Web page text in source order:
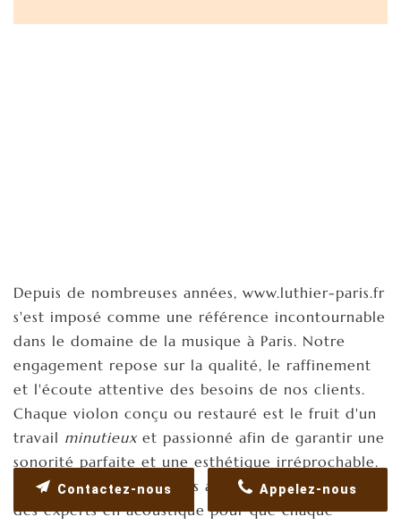
Depuis de nombreuses années, www.luthier-paris.fr
s'est imposé comme une référence incontournable
dans le domaine de la musique à Paris. Notre
engagement repose sur la qualité, le raffinement
et l'écoute attentive des besoins de nos clients.
Chaque violon conçu ou restauré est le fruit d'un
travail minutieuxet passionné afin de garantir une
sonorité parfaite et une esthétique irréprochable.
Nous travaillons avec des artisans d'exception et
des experts en acoustique pour que chaque
Appelez-nous
Contactez-nous